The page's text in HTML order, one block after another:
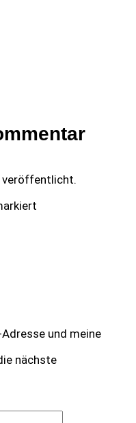
veröffentlicht.
und meine
nächste